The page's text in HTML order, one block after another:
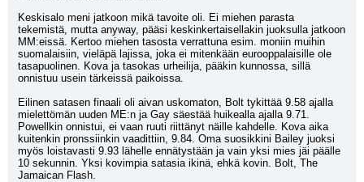
Keskisalo meni jatkoon mikä tavoite oli. Ei miehen parasta
tekemistä, mutta anyway, pääsi keskinkertaisellakin juoksulla jatkoon
MM:eissä. Kertoo miehen tasosta verrattuna esim. moniin muihin
suomalaisiin, vieläpä lajissa, joka ei mitenkään eurooppalaisille ole
tasapuolinen. Kova ja tasokas urheilija, pääkin kunnossa, sillä
onnistuu usein tärkeissä paikoissa.
Eilinen satasen finaali oli aivan uskomaton, Bolt tykittää 9.58 ajalla
mielettömän uuden ME:n ja Gay säestää huikealla ajalla 9.71.
Powellkin onnistui, ei vaan ruuti riittänyt näille kahdelle. Kova aika
kuitenkin pronssiinkin vaadittiin, 9.84. Oma suosikkini Bailey juoksi
myös loistavasti 9.93 lähelle ennätystään ja vain yksi mies jäi päälle
10 sekunnin. Yksi kovimpia satasia ikinä, ehkä kovin. Bolt, The
Jamaican Flash.